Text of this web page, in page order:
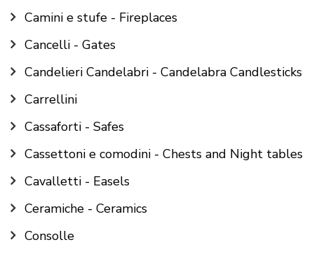
Camini e stufe - Fireplaces
Cancelli - Gates
Candelieri Candelabri - Candelabra Candlesticks
Carrellini
Cassaforti - Safes
Cassettoni e comodini - Chests and Night tables
Cavalletti - Easels
Ceramiche - Ceramics
Consolle